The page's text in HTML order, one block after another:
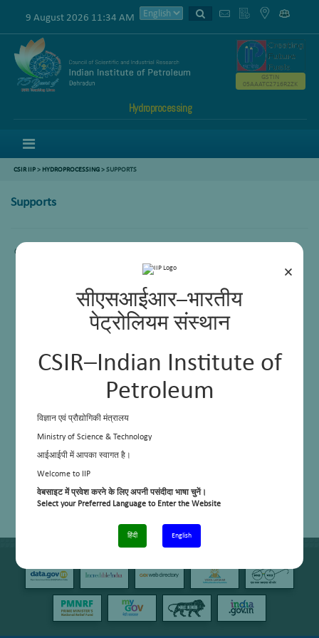
×
सीएसआईआर–भारतीय
पेट्रोलियम संस्थान
CSIR–Indian Institute of
Petroleum
विज्ञान एवं प्रौद्योगिकी मंत्रालय
Ministry of Science & Technology
आईआईपी में आपका स्वागत है।
Welcome to IIP
वेबसाइट में प्रवेश करने के लिए अपनी पसंदीदा भाषा चुनें।
Select your Preferred Language to Enter the Website
हिंदी English
9 August 2026 11:34 AM
Hydroprocessing
GSTIN
05AAATC2716R2ZK
CSIR IIP> HYDROPROCESSING> SUPPORTS
Supports
Content not availabe